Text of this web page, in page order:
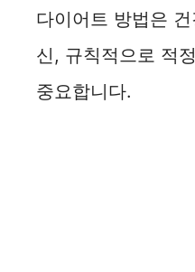
다이어트 방법은
신, 규칙적으로 적
중요합니다.